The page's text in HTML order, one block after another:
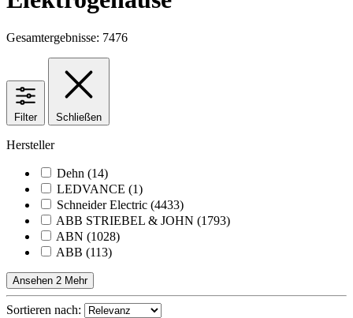
Gesamtergebnisse: 7476
Filter Schließen
Hersteller
Dehn (14)
LEDVANCE (1)
Schneider Electric (4433)
ABB STRIEBEL & JOHN (1793)
ABN (1028)
ABB (113)
Ansehen 2 Mehr
Sortieren nach: